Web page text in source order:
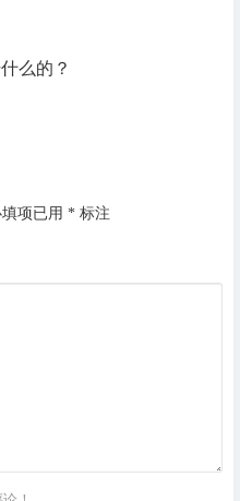
么的？
填项已用 * 标注